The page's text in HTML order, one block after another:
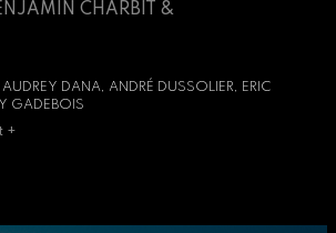
CHARBIT &
DANA, ANDRÉ DUSSOLIER, ERIC
GADEBOIS
+